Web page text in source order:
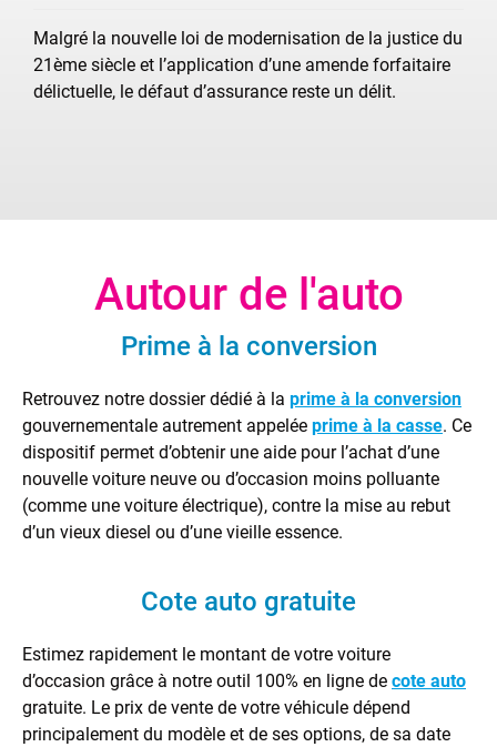
Malgré la nouvelle loi de modernisation de la justice du
21ème siècle et l’application d’une amende forfaitaire
délictuelle, le défaut d’assurance reste un délit.
Autour de l'auto
Prime à la conversion
Retrouvez notre dossier dédié à la prime à la conversion
gouvernementale autrement appelée prime à la casse. Ce
dispositif permet d’obtenir une aide pour l’achat d’une
nouvelle voiture neuve ou d’occasion moins polluante
(comme une voiture électrique), contre la mise au rebut
d’un vieux diesel ou d’une vieille essence.
Cote auto gratuite
Estimez rapidement le montant de votre voiture
d’occasion grâce à notre outil 100% en ligne de cote auto
gratuite. Le prix de vente de votre véhicule dépend
principalement du modèle et de ses options, de sa date